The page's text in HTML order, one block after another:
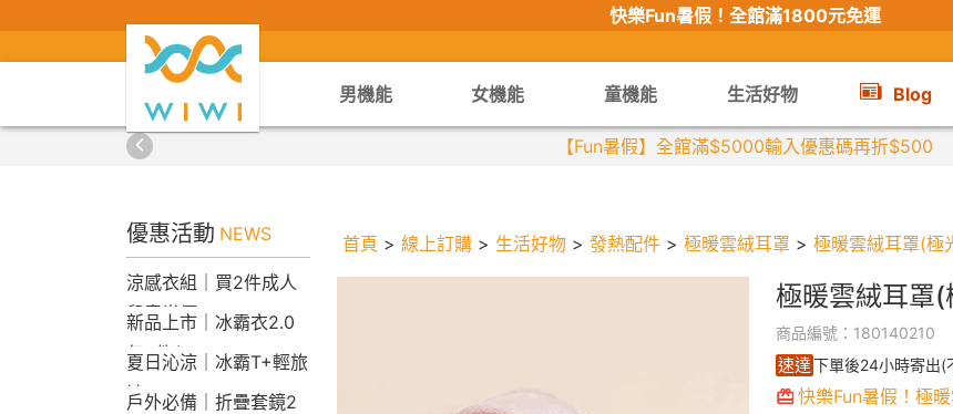
快樂Fun暑假！ 全館滿1800元免運
男機能 女機能 童機能 生活好物 Blog
【限時組合】買2件涼感衣享兒童半價
優惠活動 NEWS
涼感衣組｜買2件成人
兒童半價
新品上市｜冰霸衣2.0
任2件$2290
夏日沁涼｜冰霸T+輕旅
褲
戶外必備｜折疊套鏡2
首頁 > 線上訂購 > 生活好物 > 發熱配件 > 極暖雲絨耳罩 > 極暖雲絨耳罩(極
極暖雲絨耳罩(
商品編號：180140210
速達下單後24小時寄出(
快樂Fun暑假！極